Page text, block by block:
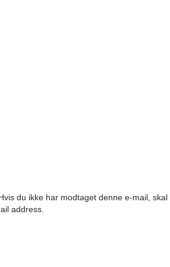
du ikke har modtaget denne e-mail,
address.